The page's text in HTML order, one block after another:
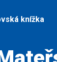
knížka